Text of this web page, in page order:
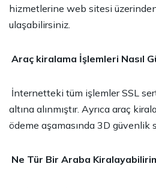
hizmetlerine web sitesi
ulaşabilirsiniz.
Araç kiralama İşlemleri Nasıl
İnternetteki tüm işlemler SSL
altına alınmıştır. Ayrıca araç
ödeme aşamasında 3D güvenlik
Ne Tür Bir Araba